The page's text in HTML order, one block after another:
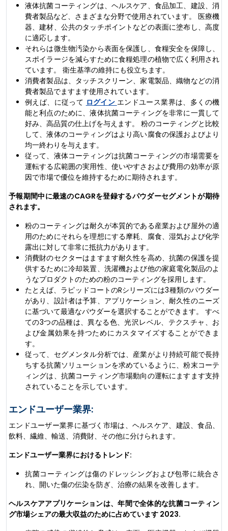
液体抗菌コーティングは、ヘルスケア、食品加工、建設、消
費者製品など、さまざまな分野で使用されています。 医療機
器、建材、公共のタッチポイントなどの表面に塗布し、高度
に適応します。
それらは微生物汚染から表面を保護し、食糧安全を保障し、
スポイラージを減らすために食糧処理の植物で広く利用され
ています。 衛生基準の維持にも役立ちます。
消費者製品は、タッチスクリーン、家電製品、織物などの消
費者製品でますます使用されています。
例えば、に従って ログイン エンドユース業界は、多くの機
能と利点のために、液体抗菌コーティングを非常に一貫して
好み、高品質の仕上げを与えます。 粉のコーティングと比較
して、液体のコーティングはより高い腐食の保護およびより
均一終わりを与えます。
従って、液体コーティングは抗菌コーティングの市場需要を
運転する広範囲の実用性、使いやすさおよび費用の効率が原
因で市場で優位を維持するために期待されます。
予報期間中に最速のCAGRを登録するパウダーセグメントが期待
されます。
粉のコーティングは耐久が本質的である産業および屋外の適
用のためにそれらを理想にする摩耗、腐食、湿気および化学
露出に対して非常に抵抗力があります。
消費財のセクターはますます耐久性を高め、抗菌の保護を提
供するために冷却装置、洗濯機および他の家庭電化製品のよ
うなプロダクトのための粉のコーティングを採用します。
たとえば、ラピッドコートのRシリーズには3種類のパウダー
があり、設計者は予算、アプリケーション、耐久性のニーズ
に基づいて最適なパウダーを選択することができます。 すべ
ての3つの品種は、異なる色、光沢レベル、テクスチャ、お
よび金属効果を持つためにカスタマイズすることができま
す。
従って、セグメンタル分析では、産業がより持続可能で長持
ちする抗菌ソリューションを求めているように、粉末コーテ
ィングは、抗菌コーティング市場動向の運転にますます支持
されていることを示しています。
エンドユーザー業界:
エンドユーザー業界に基づく市場は、ヘルスケア、建設、食品、
飲料、繊維、輸送、消費財、その他に分けられます。
エンドユーザー業界におけるトレンド:
抗菌コーティングは傷のドレッシングおよび包帯に統合さ
れ、開いた傷の伝染を防ぎ、治療の結果を改善します。
ヘルスケアアプリケーションは、年間で全体的な抗菌コーティン
グ市場シェアの最大収益のために占めています 2023.